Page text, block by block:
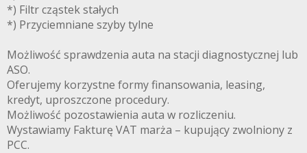
*) Filtr cząstek stałych
*) Przyciemniane szyby tylne
Możliwość sprawdzenia auta na stacji diagnostycznej lub
ASO.
Oferujemy korzystne formy finansowania, leasing,
kredyt, uproszczone procedury.
Możliwość pozostawienia auta w rozliczeniu.
Wystawiamy Fakturę VAT marża – kupujący zwolniony z
PCC.